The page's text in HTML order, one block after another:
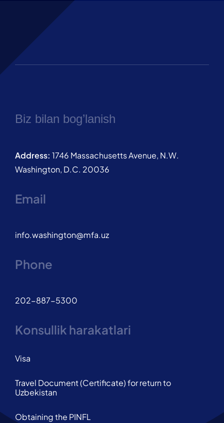
Biz bilan bog’lanish
Address: 1746 Massachusetts Avenue, N.W.
Washington, D.C. 20036
Email
info.washington@mfa.uz
Phone
202-887-5300
Konsullik harakatlari
Visa
Travel Document (Certificate) for return to
Uzbekistan
Obtaining the PINFL